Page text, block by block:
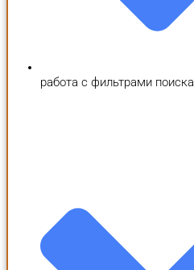
работа с фильтрами поиска